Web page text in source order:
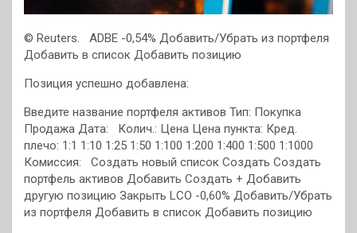
© Reuters.
ADBE -0,54% Добавить/Убрать из портфеля
Добавить в список Добавить позицию
Позиция успешно добавлена:
Введите название портфеля активов Тип: Покупка
Продажа Дата: Колич.: Цена Цена пункта: Кред.
плечо: 1:1 1:10 1:25 1:50 1:100 1:200 1:400 1:500 1:1000
Комиссия:
Создать новый список Создать Создать
портфель активов Добавить Создать + Добавить
другую позицию Закрыть LCO -0,60% Добавить/Убрать
из портфеля Добавить в список Добавить позицию